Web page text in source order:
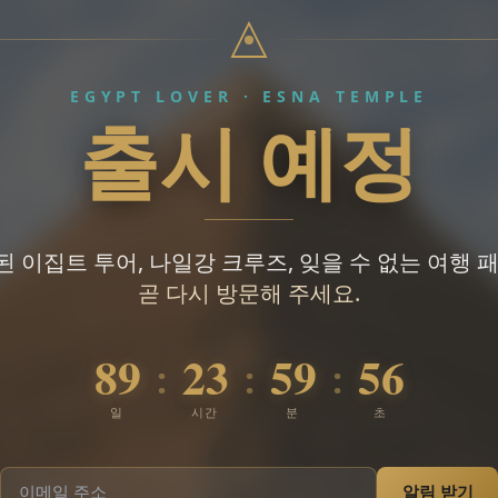
EGYPT LOVER · ESNA TEMPLE
출시 예정
이집트 투어, 나일강 크루즈, 잊을 수 없는 여행
곧 다시 방문해 주세요.
89
일
: 23
시간
: 59
분
: 55
초
알림 받기